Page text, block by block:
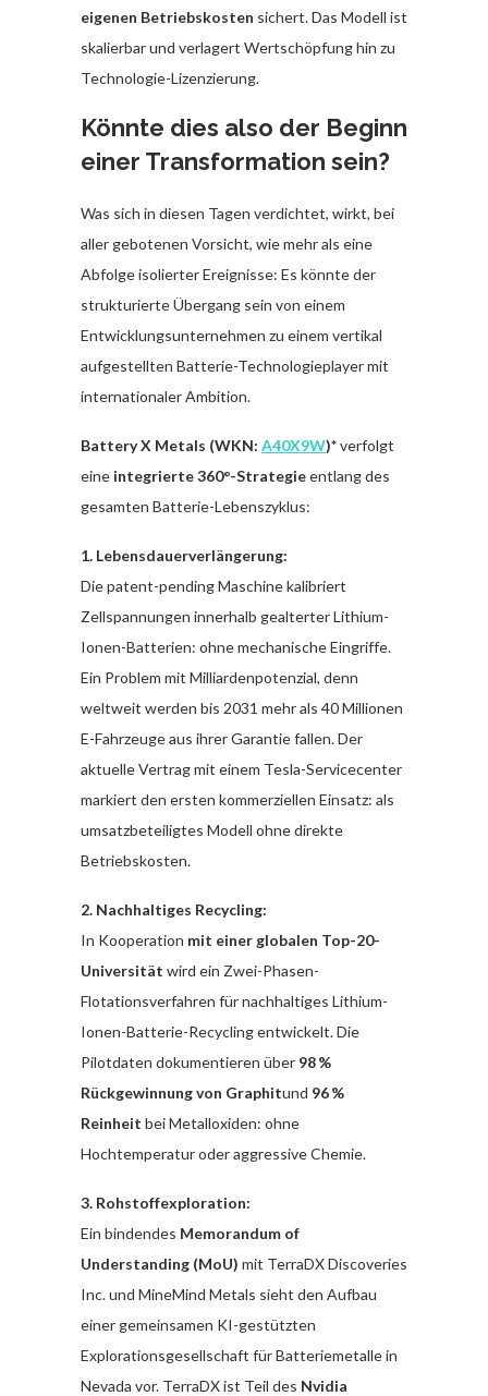
eigenen Betriebskosten sichert. Das Modell ist
skalierbar und verlagert Wertschöpfung hin zu
Technologie-Lizenzierung.
Könnte dies also der Beginn
einer Transformation sein?
Was sich in diesen Tagen verdichtet, wirkt, bei
aller gebotenen Vorsicht, wie mehr als eine
Abfolge isolierter Ereignisse: Es könnte der
strukturierte Übergang sein von einem
Entwicklungsunternehmen zu einem vertikal
aufgestellten Batterie-Technologieplayer mit
internationaler Ambition.
Battery X Metals (WKN: A40X9W)*verfolgt
eine integrierte 360°-Strategieentlang des
gesamten Batterie-Lebenszyklus:
1. Lebensdauerverlängerung:
Die patent-pending Maschine kalibriert
Zellspannungen innerhalb gealterter Lithium-
Ionen-Batterien: ohne mechanische Eingriffe.
Ein Problem mit Milliardenpotenzial, denn
weltweit werden bis 2031 mehr als 40 Millionen
E-Fahrzeuge aus ihrer Garantie fallen. Der
aktuelle Vertrag mit einem Tesla-Servicecenter
markiert den ersten kommerziellen Einsatz: als
umsatzbeteiligtes Modell ohne direkte
Betriebskosten.
2. Nachhaltiges Recycling:
In Kooperation mit einer globalen Top-20-
Universität wird ein Zwei-Phasen-
Flotationsverfahren für nachhaltiges Lithium-
Ionen-Batterie-Recycling entwickelt. Die
Pilotdaten dokumentieren über 98 %
Rückgewinnung von Graphitund 96 %
Reinheit bei Metalloxiden: ohne
Hochtemperatur oder aggressive Chemie.
3. Rohstoffexploration:
Ein bindendes Memorandum of
Understanding (MoU) mit TerraDX Discoveries
Inc. und MineMind Metals sieht den Aufbau
einer gemeinsamen KI-gestützten
Explorationsgesellschaft für Batteriemetalle in
Nevada vor. TerraDX ist Teil des Nvidia